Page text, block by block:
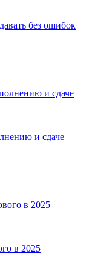
без ошибок
и сдаче
в 2025